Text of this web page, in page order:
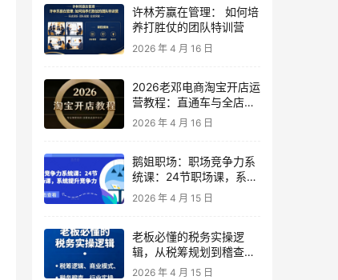
许林芳赢在管理： 如何培
养打胜仗的团队特训营
2026 年 4 月 16 日
2026老邓电商淘宝开店运
营教程：直通车与全店推
广系统课
2026 年 4 月 16 日
鹅姐职场：职场竞争力系
统课：24节职场课，系统
提升竞争力
2026 年 4 月 15 日
老板必懂的税务实操逻
辑，从税筹规划到稽查应
对，为企业稳健增长保驾
2026 年 4 月 15 日